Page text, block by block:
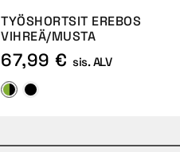
TYÖSHORTSIT EREBOS
VIHREÄ/MUSTA
67,99 € sis. ALV